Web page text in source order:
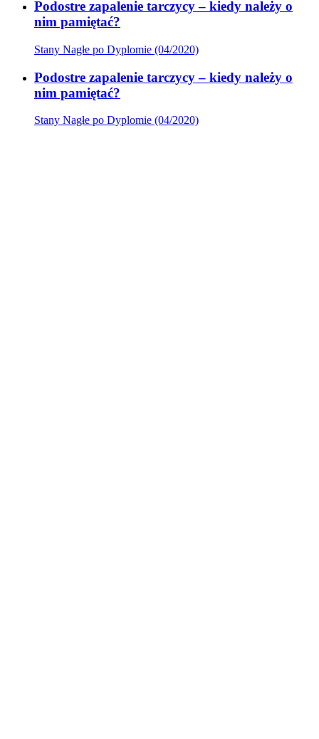
Podostre zapalenie tarczycy – kiedy należy o
nim pamiętać?
Stany Nagłe po Dyplomie (04/2020)
Podostre zapalenie tarczycy – kiedy należy o
nim pamiętać?
Stany Nagłe po Dyplomie (04/2020)